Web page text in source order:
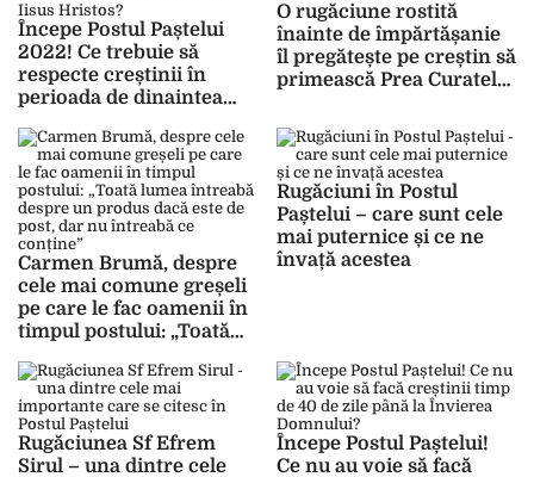
Începe Postul Paștelui
2022! Ce trebuie să
respecte creștinii în
perioada de dinaintea
Hristos?
O rugăciune rostită
înainte de împărtășanie
îl pregătește pe creștin să
primească Prea Curatele
Carmen Brumă, despre
cele mai comune greșeli
pe care le fac oamenii în
timpul postului: „Toată
un produs dacă este de
post, dar nu întreabă ce
conține”
Rugăciuni în Postul
Paștelui – care sunt cele
mai puternice și ce ne
învață acestea
Rugăciunea Sf Efrem
Sirul – una dintre cele
Începe Postul Paștelui!
Ce nu au voie să facă